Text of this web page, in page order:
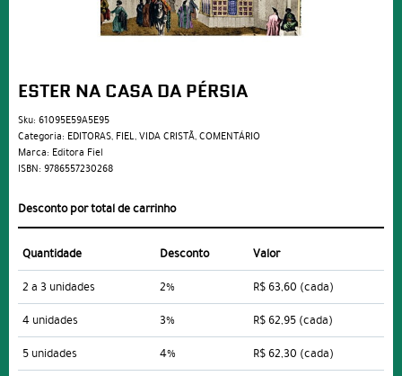
ESTER NA CASA DA PÉRSIA
Sku: 61095E59A5E95
Categoria: EDITORAS, FIEL,VIDA CRISTÃ,COMENTÁRIO
Marca: Editora Fiel
ISBN: 9786557230268
Desconto por total de carrinho
Quantidade Desconto
Valor
2 a 3 unidades
2% R$ 63,60 (cada)
4 unidades
3% R$ 62,95 (cada)
5 unidades
4% R$ 62,30 (cada)